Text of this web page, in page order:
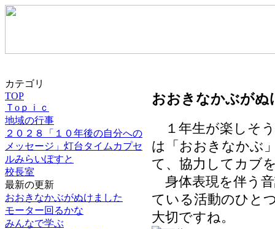
カテゴリ
TOP
Ｔoｐｉｃ
地域の行事
２０２８「１０年後の自分への
メッセージ」灯台タイムカプセ
ルみらいぽすと
校長室
最新の更新
おおきなかぶがぬけました
モーター回るかな
みんなで学ぶ
おおきなかぶがぬ
１年生が楽しそ
は「おおきなかぶ
て、協力してカブ
身体表現を伴う
ている活動のひと
大切ですね。